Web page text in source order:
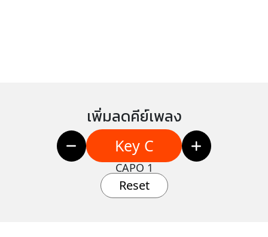
เพิ่มลดคีย์เพลง
Key C
CAPO 1
Reset